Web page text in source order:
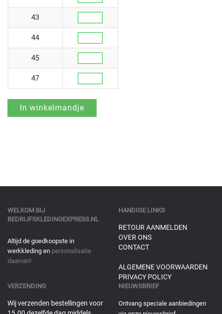
43
44
45
47
WELKOM BIJ
BEDRIJFSKLEDINGEXPRESS.NL
Altijd de goedkoopste in
werkkleding en personalisatie
daarvan!
HANDIGE LINKS
RETOUR AANMELDEN
OVER ONS
CONTACT
ALGEMENE VOORWAARDEN
PRIVACY POLICY
VERZENDING
Wij verzenden bestellingen voor
NIEUWSBRIEF
Ontvang speciale aanbiedingen